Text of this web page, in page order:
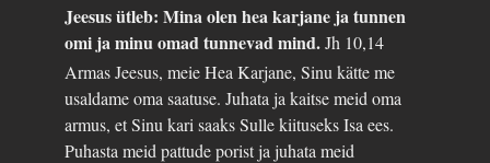
Jeesus ütleb: Mina olen hea karjane ja tunnen
omi ja minu omad tunnevad mind.Jh 10,14
Armas Jeesus, meie Hea Karjane, Sinu kätte me
usaldame oma saatuse. Juhata ja kaitse meid oma
armus, et Sinu kari saaks Sulle kiituseks Isa ees.
Puhasta meid pattude porist ja juhata meid